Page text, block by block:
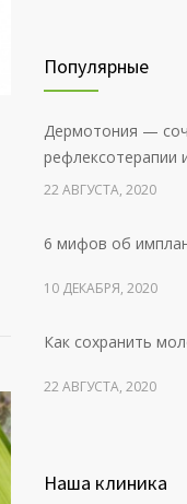
Популярные
Дермотония —
рефлексотерапии
22 АВГУСТА, 2020
6 мифов об
10 ДЕКАБРЯ, 2020
Как сохранить
22 АВГУСТА, 2020
22 АВГУСТА, 2020
Наша клиника